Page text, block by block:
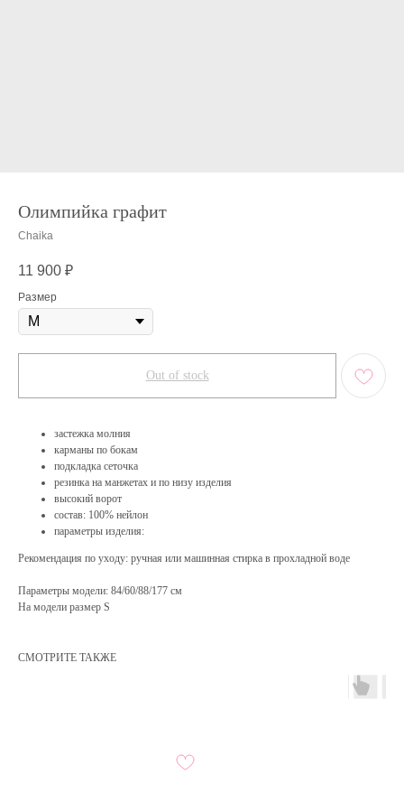
Олимпийка графит
Chaika
11 900 ₽
Размер
Out of stock
застежка молния
карманы по бокам
подкладка сеточка
резинка на манжетах и по низу изделия
высокий ворот
состав: 100% нейлон
параметры изделия:
Рекомендация по уходу: ручная или машинная стирка в прохладной воде
Параметры модели: 84/60/88/177 см
На модели размер S
СМОТРИТЕ ТАКЖЕ